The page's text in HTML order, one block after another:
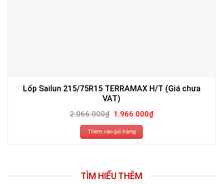
Lốp Sailun 215/75R15 TERRAMAX H/T (Giá chưa
VAT)
2.066.000₫ Giá
gốc
là:
2.066.000₫.
1.966.000₫Giá
hiện
Thêm vào giỏ hàng
TÌM HIỂU THÊM